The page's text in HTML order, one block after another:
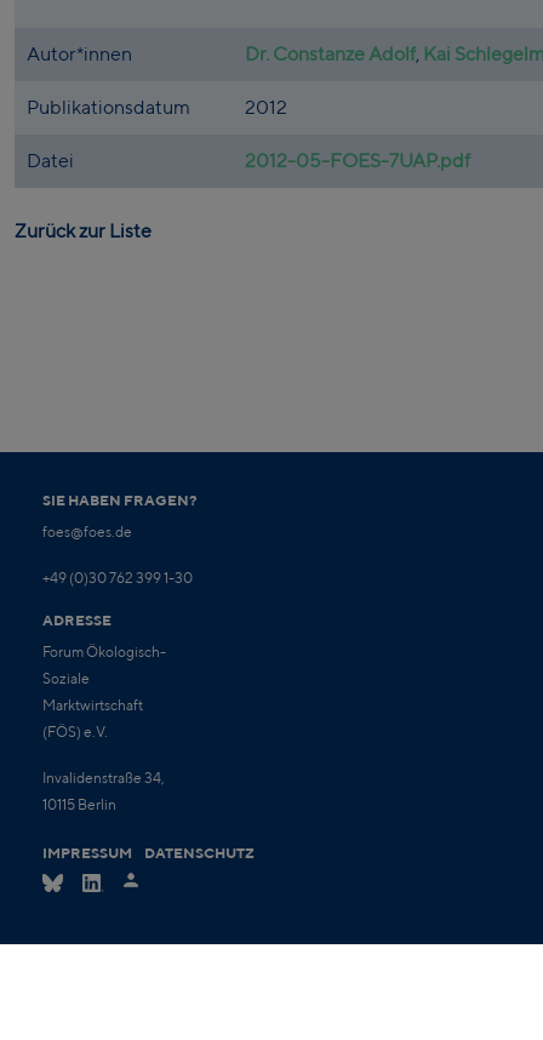
Autor*innen Dr. Constanze Adolf, Kai
Publikationsdatum 2012
Datei 2012-05-FOES-7UAP.pdf
Zurück zur Liste
SIE HABEN FRAGEN?
foes@foes.de
+49 (0)30 762 399 1-30
ADRESSE
Forum Ökologisch-
Soziale
Marktwirtschaft
(FÖS) e.V.
Invalidenstraße 34,
10115 Berlin
IMPRESSUM DATENSCHUTZ